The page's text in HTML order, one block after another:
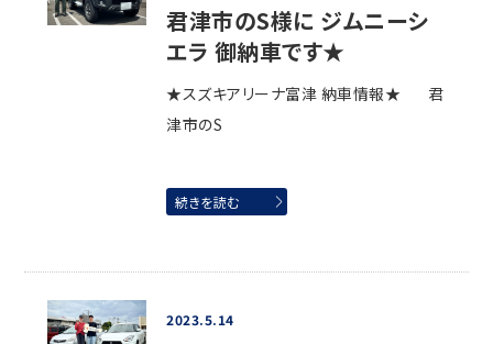
君津市のS様に ジムニーシ
エラ 御納車です★
★スズキアリーナ富津 納車情報★ 君
津市のS
続きを読む
2023.5.14